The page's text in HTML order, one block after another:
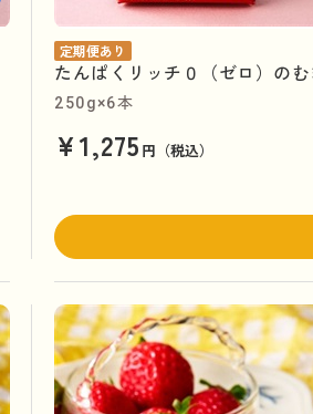
定期便あり
たんぱくリッチ０（ゼロ）の
250g×6本
¥1,275 円（税込）